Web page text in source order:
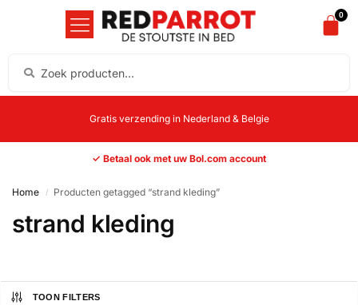
0
Gratis verzending in Nederland & Belgie
✓ Betaal ook met uw Bol.com account
Home / Producten getagged “strand kleding”
strand kleding
TOON FILTERS